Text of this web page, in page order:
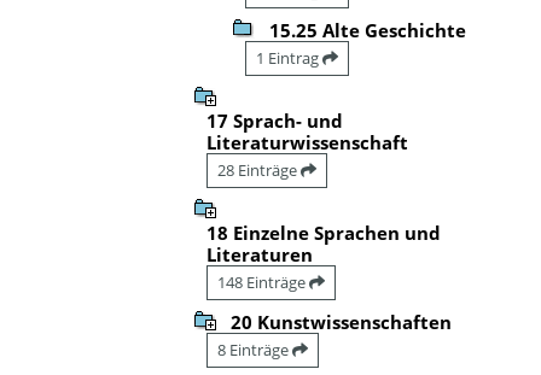
15.25 Alte Geschichte
1 Eintrag
17 Sprach- und
Literaturwissenschaft
28 Einträge
18 Einzelne Sprachen und
Literaturen
148 Einträge
20 Kunstwissenschaften
8 Einträge